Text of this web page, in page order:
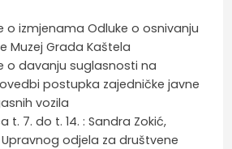
o izmjenama Odluke o osnivanju
Muzej Grada Kaštela
o davanju suglasnosti na
postupka zajedničke javne
vozila
t. 7. do t. 14. : Sandra Zokić,
odjela za društvene